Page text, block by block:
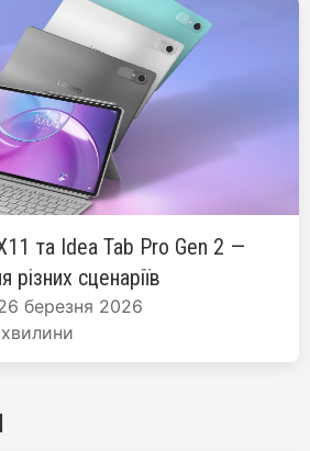
та Idea Tab Pro Gen 2 —
сценаріїв
березня 2026